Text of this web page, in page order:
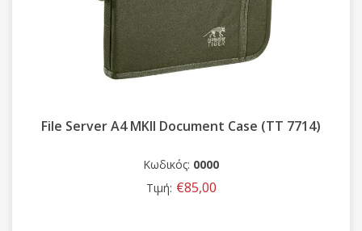
File Server A4 MKII Document Case (TT 7714)
Κωδικός: 0000
Τιμή: €85,00